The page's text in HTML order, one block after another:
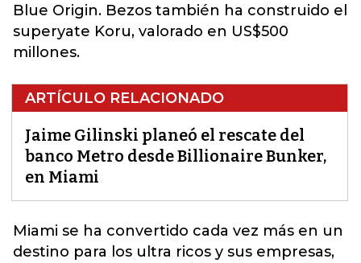
Blue Origin. Bezos también ha construido el
superyate Koru, valorado en US$500
millones.
ARTÍCULO RELACIONADO
Jaime Gilinski planeó el rescate del
banco Metro desde Billionaire Bunker,
en Miami
Miami se ha convertido cada vez más en un
destino para los ultra ricos y sus empresas,